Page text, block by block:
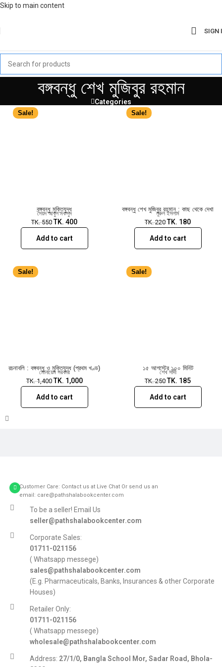
Skip to main content
SIGN
বঙ্গবন্ধু শেখ মুজিবুর রহমান
Categories
Sale!
বঙ্গবন্ধু মুক্তিযুদ্ধ
সৈয়দ আবুল মকসুদ
TK.550 TK. 400
Add to cart
Sale!
বঙ্গবন্ধু শেখ মুজিবুর রহমান : কাছ থেকে দেখা
নূরুল ইসলাম
TK.220 TK. 180
Add to cart
Sale!
রচনাবলি : বঙ্গবন্ধু ও মুক্তিযুদ্ধ (প্রথম খণ্ড)
মোনায়েম সরকার
TK.1,400 TK. 1,000
Add to cart
Sale!
১৫ আগস্টের ১০০ মিনিট
শেখ সাদী
TK.250 TK. 185
Add to cart
Customer Care: Contact us at Live Chat Or send us an
email: care@pathshalabookcenter.com
To be a seller! Email Us
seller@pathshalabookcenter.com
Corporate Sales:
01711-021156
( Whatsapp messege)
sales@pathshalabookcenter.com
(E.g. Pharmaceuticals, Banks, Insurances & other Corporate
Houses)
Retailer Only:
01711-021156
( Whatsapp messege)
wholesale@pathshalabookcenter.com
Address: 27/1/0, Bangla School Mor, Sadar Road, Bhola-